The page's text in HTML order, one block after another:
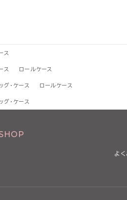
ス
ス ロールケース
グ・ケース ロールケース
グ・ケース
よ